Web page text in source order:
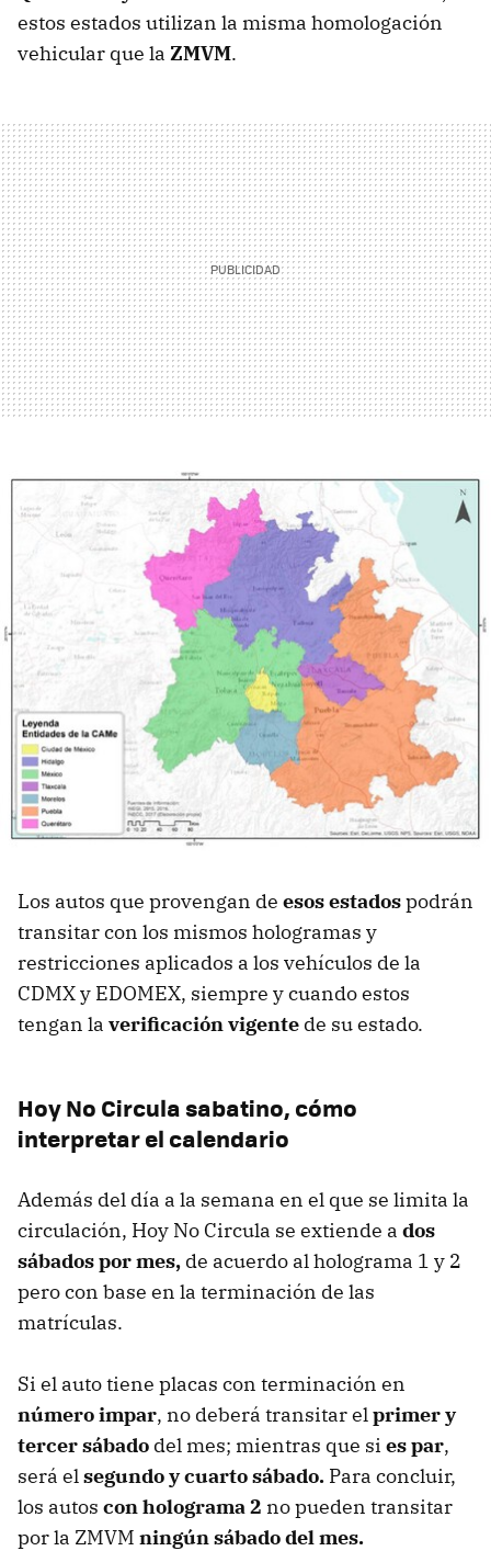
estos estados utilizan la misma homologación
vehicular que la ZMVM.
Los autos que provengan de esos estadospodrán
transitar con los mismos hologramas y
restricciones aplicados a los vehículos de la
CDMX y EDOMEX, siempre y cuando estos
tengan la verificación vigente de su estado.
Hoy No Circula sabatino, cómo
interpretar el calendario
Además del día a la semana en el que se limita la
circulación, Hoy No Circula se extiende a dos
sábados por mes, de acuerdo al holograma 1 y 2
pero con base en la terminación de las
matrículas.
Si el auto tiene placas con terminación en
número impar, no deberá transitar elprimer y
tercer sábado del mes; mientras que si es par,
será elsegundo y cuarto sábado. Para concluir,
los autos con holograma 2 no pueden transitar
por la ZMVM ningún sábado del mes.